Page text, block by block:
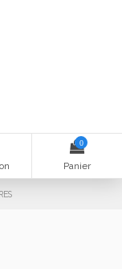
0
Panier